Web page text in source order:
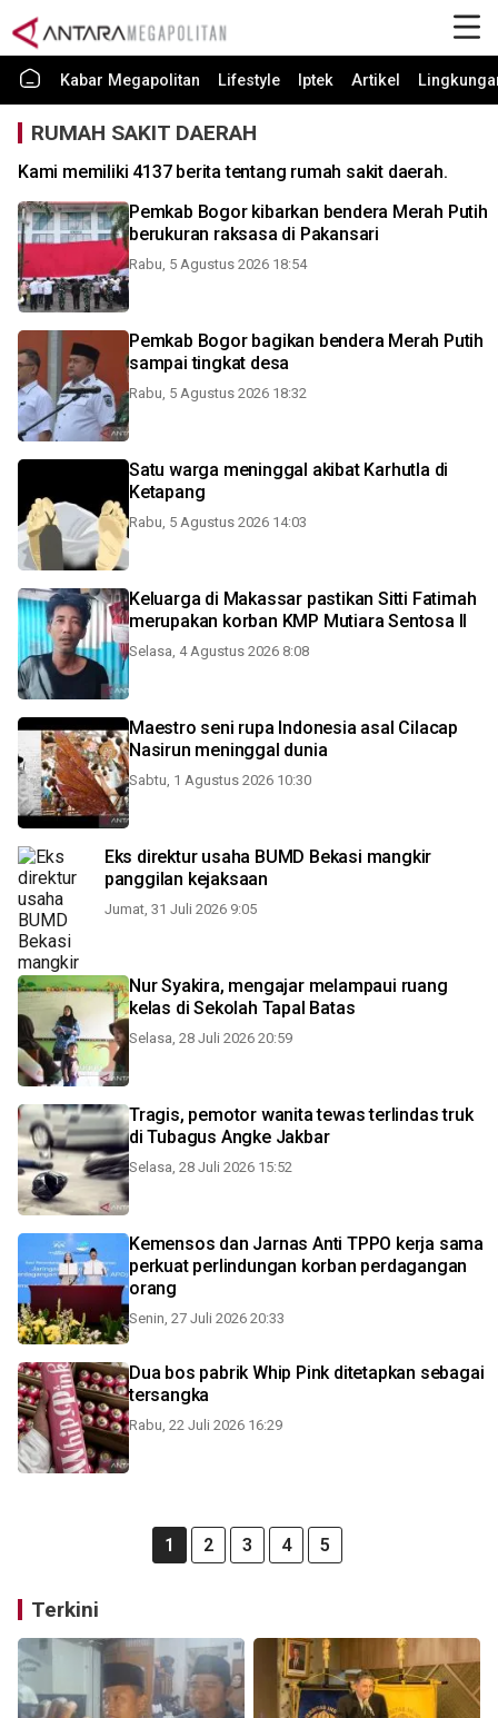
Kabar Megapolitan Lifestyle Iptek Artikel
RUMAH SAKIT DAERAH
Kami memiliki 4137 berita tentang rumah sakit daerah.
Pemkab Bogor kibarkan bendera Merah Putih
berukuran raksasa di Pakansari
Rabu, 5 Agustus 2026 18:54
Pemkab Bogor bagikan bendera Merah Putih
sampai tingkat desa
Rabu, 5 Agustus 2026 18:32
Satu warga meninggal akibat Karhutla di
Ketapang
Rabu, 5 Agustus 2026 14:03
Keluarga di Makassar pastikan Sitti Fatimah
merupakan korban KMP Mutiara Sentosa II
Selasa, 4 Agustus 2026 8:08
Maestro seni rupa Indonesia asal Cilacap
Nasirun meninggal dunia
Sabtu, 1 Agustus 2026 10:30
Eks direktur usaha BUMD Bekasi mangkir
panggilan kejaksaan
Jumat, 31 Juli 2026 9:05
Nur Syakira, mengajar melampaui ruang
kelas di Sekolah Tapal Batas
Selasa, 28 Juli 2026 20:59
Tragis, pemotor wanita tewas terlindas truk
di Tubagus Angke Jakbar
Selasa, 28 Juli 2026 15:52
Kemensos dan Jarnas Anti TPPO kerja sama
perkuat perlindungan korban perdagangan
orang
Senin, 27 Juli 2026 20:33
Dua bos pabrik Whip Pink ditetapkan sebagai
tersangka
Rabu, 22 Juli 2026 16:29
1 2 3 4 5
Terkini